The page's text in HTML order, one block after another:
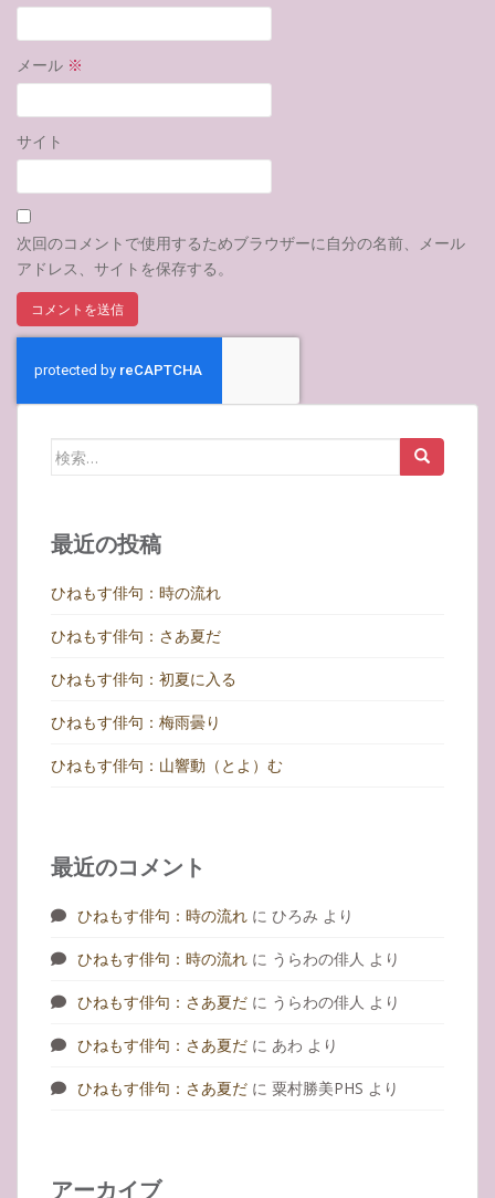
メール ※
サイト
次回のコメントで使用するためブラウザーに自分の名前、メール
アドレス、サイトを保存する。
検
最近の投稿
ひねもす俳句：時の流れ
ひねもす俳句：さあ夏だ
ひねもす俳句：初夏に入る
ひねもす俳句：梅雨曇り
ひねもす俳句：山響動（とよ）む
最近のコメント
ひねもす俳句：時の流れ に ひろみ より
ひねもす俳句：時の流れ に うらわの俳人 より
ひねもす俳句：さあ夏だ に うらわの俳人 より
ひねもす俳句：さあ夏だ に あわ より
ひねもす俳句：さあ夏だ に 粟村勝美PHS より
アーカイブ